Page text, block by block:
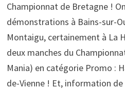
Championnat de Bretagne !
démonstrations à Bains-sur-
Montaigu, certainement à La
deux manches du
Mania) en catégorie Promo :
de-Vienne ! Et, information